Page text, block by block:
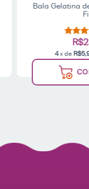
Bala Gelatina
4 x de